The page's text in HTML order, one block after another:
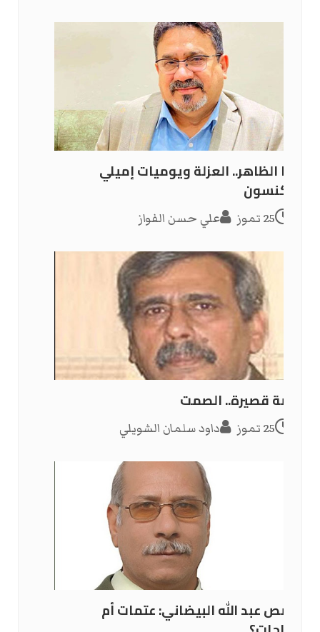
رضا الظاهر.. العزلة ويوميات إميلي
ديكنسون
25 تموز علي حسن الفواز
قصة قصيرة.. الصمت
25 تموز داود سلمان الشويلي
قصص عبد الله البيضاني: عتمات أم